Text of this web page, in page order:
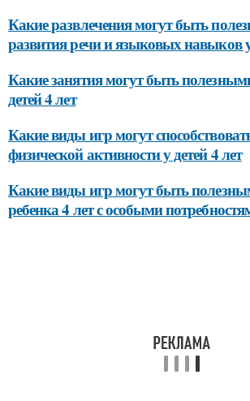
Какие развлечения могут быть
развития речи и языковых навыков
Какие занятия могут быть
детей 4 лет
Какие виды игр могут
физической активности у детей 4 лет
Какие виды игр могут быть
ребенка 4 лет с особыми